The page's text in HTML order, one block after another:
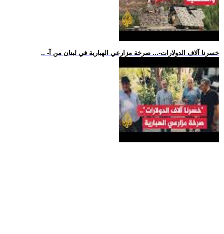
.. -خسرنا آلاف الدولارات-... صرخة مزارعي الهبارية في لبنان من آ